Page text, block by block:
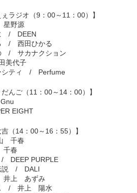
ラジオ（9：00～11：00）】
野源
/ DEEN
/ 西田ひかる
/ サカナクション
美代子
シティ / Perfume
んご（11：00～14：00）】
EIGHT
（14：00～16：55）】
千春
春
PURPLE
説 / DALI
上 あずみ
/ 井上 陽水